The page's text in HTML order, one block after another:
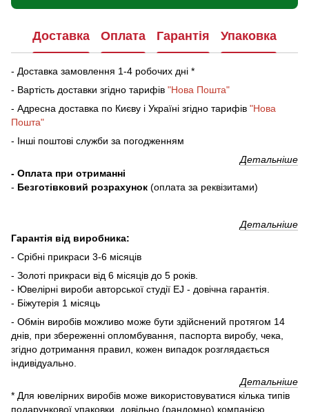
Доставка Оплата Гарантія Упаковка
- Доставка замовлення 1-4 робочих дні *
- Вартість доставки згідно тарифів "Нова Пошта"
- Адресна доставка по Києву і Україні згідно тарифів "Нова
Пошта"
- Інші поштові служби за погодженням
Детальніше
- Оплата при отриманні
- Безготівковий розрахунок (оплата за реквізитами)
Детальніше
Гарантія від виробника:
- Срібні прикраси 3-6 місяців
- Золоті прикраси від 6 місяців до 5 років.
- Ювелірні вироби авторської студії EJ - довічна гарантія.
- Біжутерія 1 місяць
- Обмін виробів можливо може бути здійснений протягом 14
днів, при збереженні опломбування, паспорта виробу, чека,
згідно дотримання правил, кожен випадок розглядається
індивідуально.
Детальніше
* Для ювелірних виробів може використовуватися кілька типів
подарункової упаковки, довільно (рандомно) компанією